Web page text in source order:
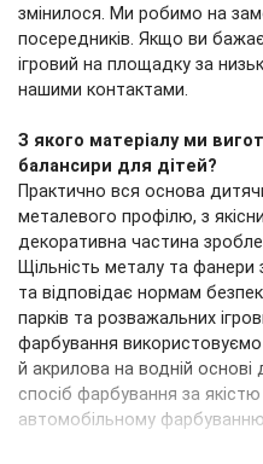
змінилося. Ми робимо на
посередників. Якщо ви
ігровий на площадку за
нашими контактами.
З якого матеріалу ми
балансири для дітей?
Практично вся основа
металевого профілю, з
декоративна частина
Щільність металу та фанери
та відповідає нормам
парків та розважальних
фарбування
й акрилова на водній
спосіб фарбування за
автомобільному